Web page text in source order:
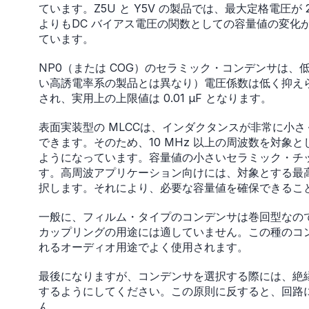
ています。Z5U と Y5V の製品では、最大定格電圧
よりもDC バイアス電圧の関数としての容量値の変
ています。
NP0（または COG）のセラミック・コンデンサは、
い高誘電率系の製品とは異なり）電圧係数は低く抑
され、実用上の上限値は 0.01 µF となります。
表面実装型の MLCCは、インダクタンスが非常に小
できます。そのため、10 MHz 以上の周波数を対象
ようになっています。容量値の小さいセラミック・
す。高周波アプリケーション向けには、対象とする
択します。それにより、必要な容量値を確保できるこ
一般に、フィルム・タイプのコンデンサは巻回型な
カップリングの用途には適していません。この種の
れるオーディオ用途でよく使用されます。
最後になりますが、コンデンサを選択する際には、
するようにしてください。この原則に反すると、回
ん。